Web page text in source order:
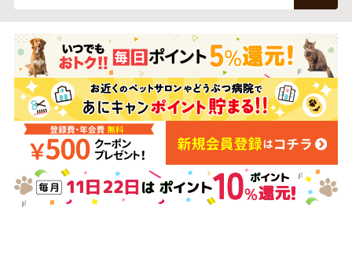
犬 猫
小動物・鳥 アクア・爬虫類・昆虫
ドッグフード キャットフード
美容・ケア用品 服・おさんぽ用品
ログイン
会員登録
あにまるキャンパスについて
アフターサービス
商品リクエスト